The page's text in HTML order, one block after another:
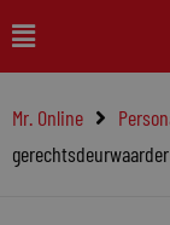
naar
inhoud
Main
Menu
Mr. Online